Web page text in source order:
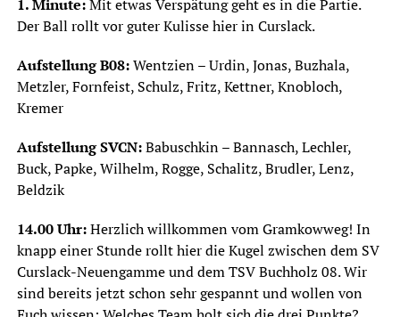
1. Minute:Mit etwas Verspätung geht es in die Partie.
Der Ball rollt vor guter Kulisse hier in Curslack.
Aufstellung B08:Wentzien – Urdin, Jonas, Buzhala,
Metzler, Fornfeist, Schulz, Fritz, Kettner, Knobloch,
Kremer
Aufstellung SVCN:Babuschkin – Bannasch, Lechler,
Buck, Papke, Wilhelm, Rogge, Schalitz, Brudler, Lenz,
Beldzik
14.00 Uhr:Herzlich willkommen vom Gramkowweg! In
knapp einer Stunde rollt hier die Kugel zwischen dem SV
Curslack-Neuengamme und dem TSV Buchholz 08. Wir
sind bereits jetzt schon sehr gespannt und wollen von